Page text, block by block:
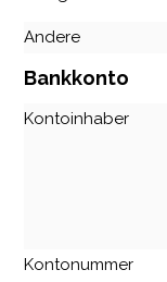
Andere
Bankkonto
Kontoinhaber
Kontonummer